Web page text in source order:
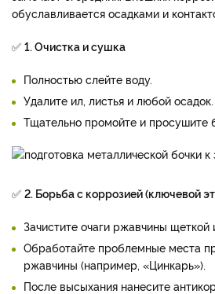
обуславливается осадками и
✅ 1. Очистка и сушка
Полностью слейте воду.
Удалите ил, листья и любой осадок.
Тщательно промойте и просушите
✅ 2. Борьба с коррозией (ключевой
Зачистите очаги ржавчины щеткой
Обработайте проблемные места
ржавчины (например, «Цинкарь»).
После высыхания нанесите